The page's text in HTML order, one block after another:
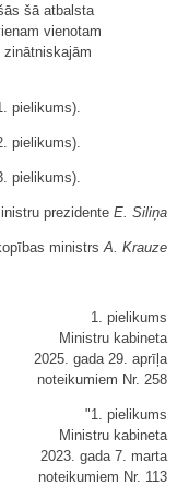
šā atbalsta
vienotam
pielikums).
pielikums).
pielikums).
prezidente E. Siliņa
ministrs A. Krauze
1. pielikums
Ministru kabineta
2025. gada 29. aprīļa
noteikumiem Nr. 258
"1. pielikums
Ministru kabineta
2023. gada 7. marta
noteikumiem Nr. 113